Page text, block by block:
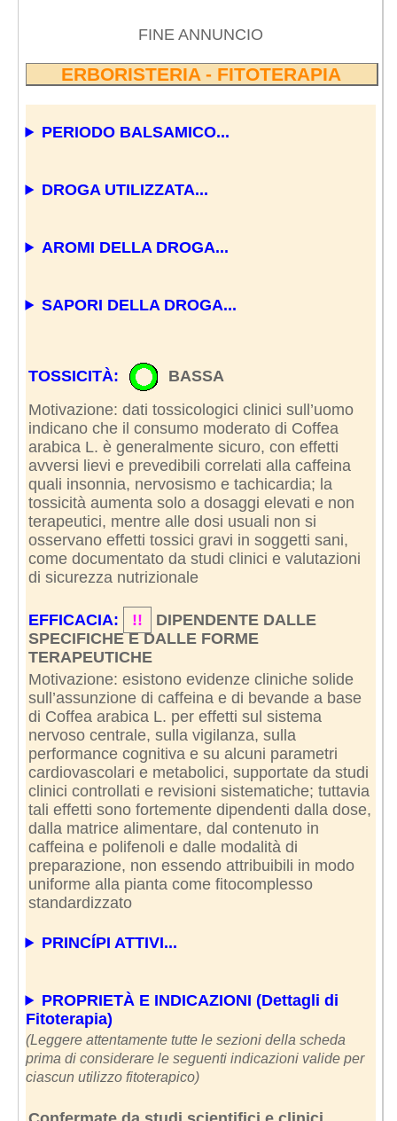
FINE ANNUNCIO
ERBORISTERIA - FITOTERAPIA
PERIODO BALSAMICO...
DROGA UTILIZZATA...
AROMI DELLA DROGA...
SAPORI DELLA DROGA...
TOSSICITÀ:
BASSA
Motivazione: dati tossicologici clinici sull’uomo
indicano che il consumo moderato di Coffea
arabica L. è generalmente sicuro, con effetti
avversi lievi e prevedibili correlati alla caffeina
quali insonnia, nervosismo e tachicardia; la
tossicità aumenta solo a dosaggi elevati e non
terapeutici, mentre alle dosi usuali non si
osservano effetti tossici gravi in soggetti sani,
come documentato da studi clinici e valutazioni
di sicurezza nutrizionale
EFFICACIA: !!
DIPENDENTE DALLE
SPECIFICHE E DALLE FORME
TERAPEUTICHE
Motivazione: esistono evidenze cliniche solide
sull’assunzione di caffeina e di bevande a base
di Coffea arabica L. per effetti sul sistema
nervoso centrale, sulla vigilanza, sulla
performance cognitiva e su alcuni parametri
cardiovascolari e metabolici, supportate da studi
clinici controllati e revisioni sistematiche; tuttavia
tali effetti sono fortemente dipendenti dalla dose,
dalla matrice alimentare, dal contenuto in
caffeina e polifenoli e dalle modalità di
preparazione, non essendo attribuibili in modo
uniforme alla pianta come fitocomplesso
standardizzato
PRINCÍPI ATTIVI...
PROPRIETÀ E INDICAZIONI (Dettagli di
Fitoterapia)
(Leggere attentamente tutte le sezioni della scheda
prima di considerare le seguenti indicazioni valide per
ciascun utilizzo fitoterapico)